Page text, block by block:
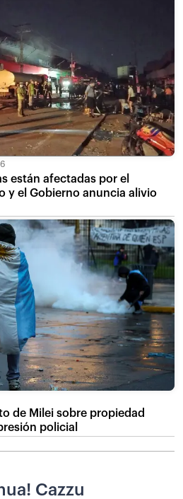
están afectadas por el
y el Gobierno anuncia alivio
de Milei sobre propiedad
policial
Cazzu